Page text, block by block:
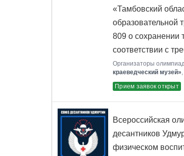
«Тамбовский
образовательной
809 о сохранении
соответствии с
Организаторы
краеведческий музей»
Прием заявок открыт
Всероссийская
десантников
физическом